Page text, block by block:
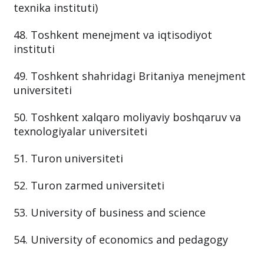
texnika instituti)
48. Toshkent menejment va iqtisodiyot
instituti
49. Toshkent shahridagi Britaniya menejment
universiteti
50. Toshkent xalqaro moliyaviy boshqaruv va
texnologiyalar universiteti
51. Turon universiteti
52. Turon zarmed universiteti
53. University of business and science
54. University of economics and pedagogy